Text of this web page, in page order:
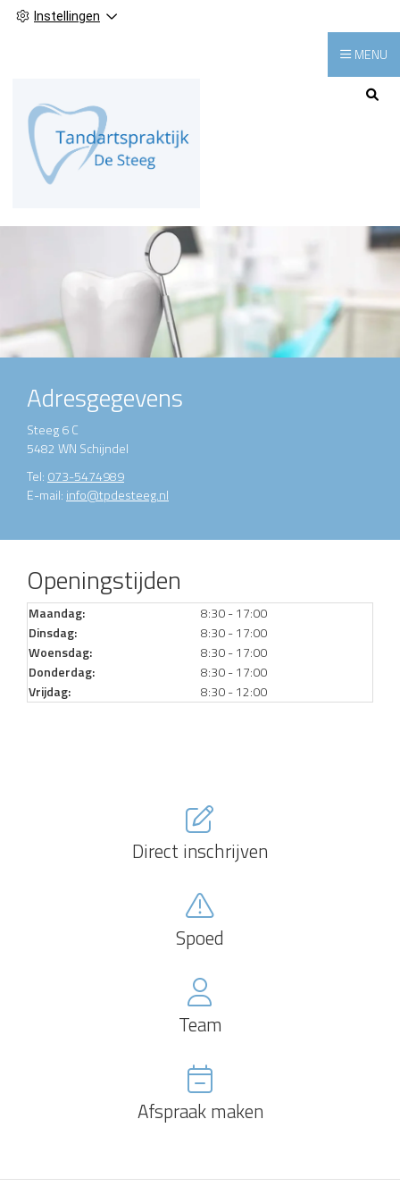
Instellingen
Hoofdmenu
MENU
Adresgegevens
Steeg 6 C
5482 WN Schijndel
Tel: 073-5474989
E-mail: info@tpdesteeg.nl
Openingstijden
Maandag:
8:30 - 17:00
Dinsdag:
8:30 - 17:00
Woensdag:
8:30 - 17:00
Donderdag:
8:30 - 17:00
Vrijdag:
8:30 - 12:00
Direct inschrijven
Spoed
Team
Afspraak maken